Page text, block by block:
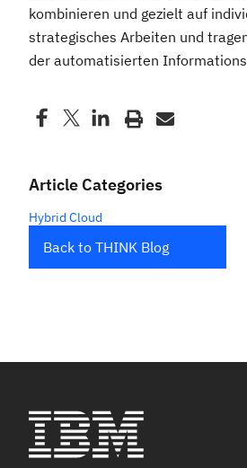
kombinieren und gezielt auf
strategisches Arbeiten und
der automatisierten
Article Categories
Hybrid Cloud
Back to THINK Blog